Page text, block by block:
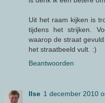
Uit het raam kijken is
tijdens het strijken.
waarop de straat
het straatbeeld vult. :)
Beantwoorden
Ilse 1 december 2010